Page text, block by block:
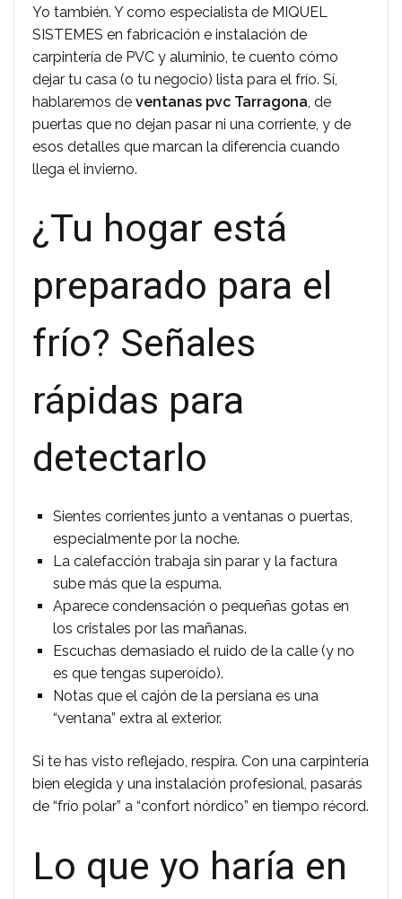
Yo también. Y como especialista de MIQUEL
SISTEMES en fabricación e instalación de
carpintería de PVC y aluminio, te cuento cómo
dejar tu casa (o tu negocio) lista para el frío. Sí,
hablaremos de ventanas pvc Tarragona, de
puertas que no dejan pasar ni una corriente, y de
esos detalles que marcan la diferencia cuando
llega el invierno.
¿Tu hogar está
preparado para el
frío? Señales
rápidas para
detectarlo
Sientes corrientes junto a ventanas o puertas,
especialmente por la noche.
La calefacción trabaja sin parar y la factura
sube más que la espuma.
Aparece condensación o pequeñas gotas en
los cristales por las mañanas.
Escuchas demasiado el ruido de la calle (y no
es que tengas superoído).
Notas que el cajón de la persiana es una
“ventana” extra al exterior.
Si te has visto reflejado, respira. Con una carpintería
bien elegida y una instalación profesional, pasarás
de “frío polar” a “confort nórdico” en tiempo récord.
Lo que yo haría en